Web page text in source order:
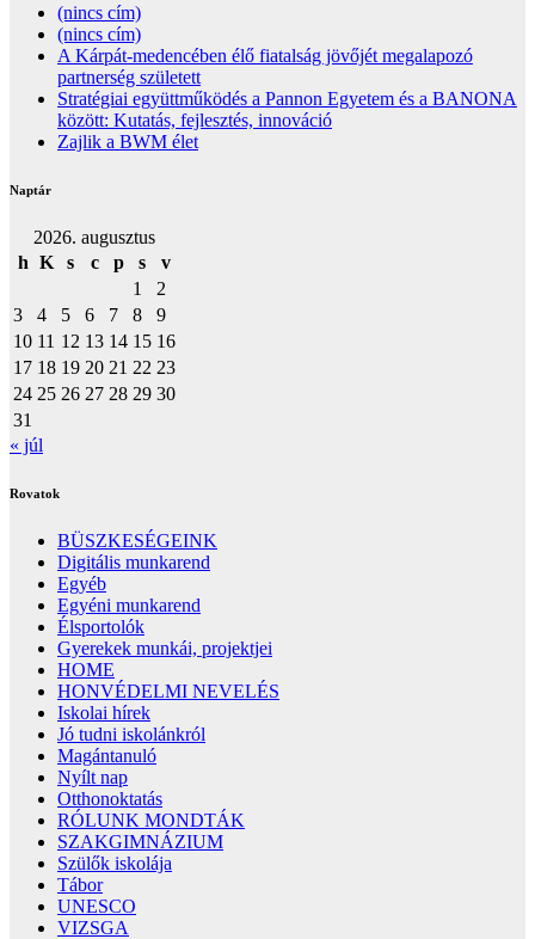
(nincs cím)
(nincs cím)
A Kárpát-medencében élő fiatalság jövőjét megalapozó
partnerség született
Stratégiai együttműködés a Pannon Egyetem és a BANONA
között: Kutatás, fejlesztés, innováció
Zajlik a BWM élet
Naptár
2026. augusztus
h K s c p s
v
1
2
3
4 5 6 7 8
9
10 11 12 13 14 15 16
17 18 19 20 21 22 23
24 25 26 27 28 29 30
31
« júl
Rovatok
BÜSZKESÉGEINK
Digitális munkarend
Egyéb
Egyéni munkarend
Élsportolók
Gyerekek munkái, projektjei
HOME
HONVÉDELMI NEVELÉS
Iskolai hírek
Jó tudni iskolánkról
Magántanuló
Nyílt nap
Otthonoktatás
RÓLUNK MONDTÁK
SZAKGIMNÁZIUM
Szülők iskolája
Tábor
UNESCO
VIZSGA